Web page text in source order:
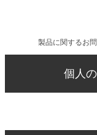
製品に関するお
個人